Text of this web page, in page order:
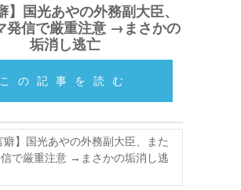
】国光あやの外務副大臣、
発信で厳重注意 →まさかの
垢消し逃亡
この記事を読む
癖】国光あやの外務副大臣、また
で厳重注意 →まさかの垢消し逃